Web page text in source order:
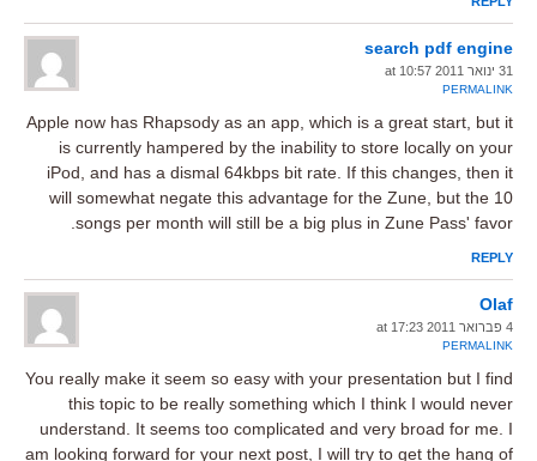
search pdf engine
31 ינואר 2011 at 10:57
PERMALINK
Apple now has Rhapsody as an app, which is a great start, but it
is currently hampered by the inability to store locally on your
iPod, and has a dismal 64kbps bit rate. If this changes, then it
will somewhat negate this advantage for the Zune, but the 10
songs per month will still be a big plus in Zune Pass' favor.
REPLY
Olaf
4 פברואר 2011 at 17:23
PERMALINK
You really make it seem so easy with your presentation but I find
this topic to be really something which I think I would never
understand. It seems too complicated and very broad for me. I
am looking forward for your next post, I will try to get the hang of